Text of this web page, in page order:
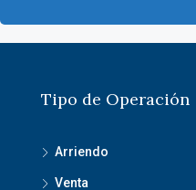
Tipo de Operación
Arriendo
Venta